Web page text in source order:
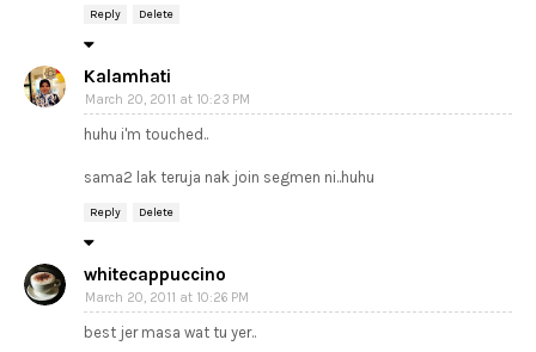
Reply Delete
Kalamhati
March 20, 2011 at 10:23 PM
huhu i'm touched..
sama2 lak teruja nak join segmen ni..huhu
Reply Delete
whitecappuccino
March 20, 2011 at 10:26 PM
best jer masa wat tu yer..